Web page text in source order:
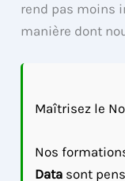
rend pas moins
manière dont
Maîtrisez le
Nos
Data sont